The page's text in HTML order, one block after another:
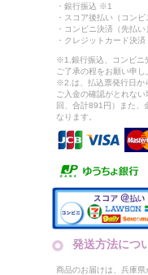
・銀行振込 ※1
・スコア後払い（コン
・コンビニ決済（先払
・クレジットカード決済
※1.銀行振込、コンビニ
ご了承の程をお願い申し
※2.は、払込票発行日か
ご入金の確認がとれな
回、合計891円）また
なります。
発送方法につ
商品のお届けは、兵庫県